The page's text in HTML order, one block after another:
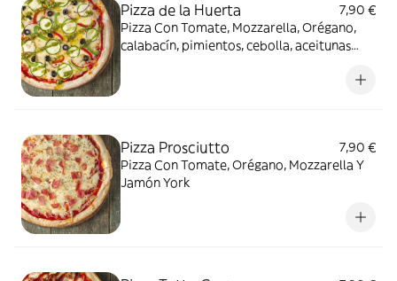
Pizza de la Huerta
7,90 €
Pizza Con Tomate, Mozzarella, Orégano,
calabacín, pimientos, cebolla, aceitunas
Pizza Prosciutto
7,90 €
Pizza Con Tomate, Orégano, Mozzarella Y
Jamón York